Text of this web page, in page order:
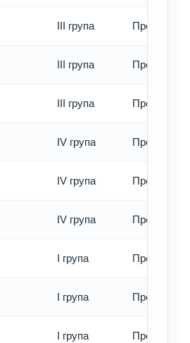
III група Превод -
III група Превод -
III група Превод -
IV група Превод -
IV група Превод -
IV група Превод -
I група Превод -
I група Превод -
I група Превод -